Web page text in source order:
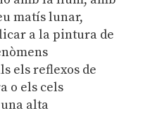
matís lunar,
a la pintura de
els reflexos de
o els cels
alta